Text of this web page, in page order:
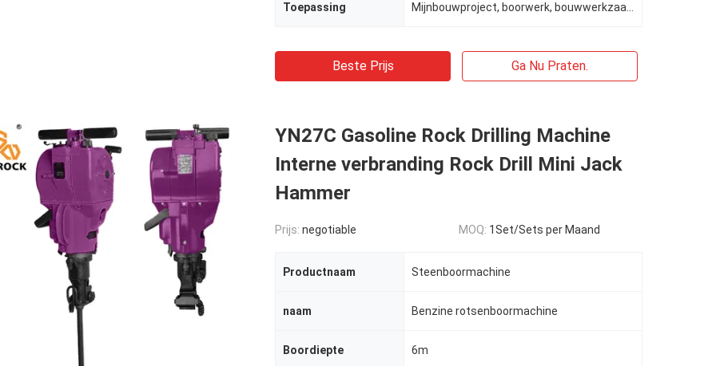
Toepassing
Beste Prijs Ga Nu Praten.
YN27C Gasoline Rock Drilling Machine
Interne verbranding Rock Drill Mini Jack
Hammer
Prijs: negotiable MOQ: 1Set/Sets per Maand
Productnaam Steenboormachine
naam Benzine rotsenboormachine
Boordiepte 6m